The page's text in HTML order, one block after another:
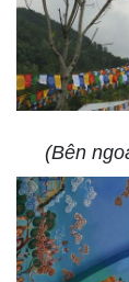
(Bên